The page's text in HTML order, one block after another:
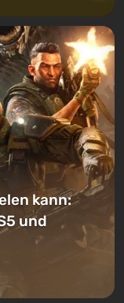
kann:
und